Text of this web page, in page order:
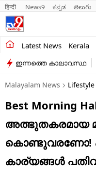
हिन्दी News9 ಕನ್ನಡ తెలుగు
Latest News Kerala
Kerala
India
Entertainment
Business
Education
Sports
ഇന്നത്തെ കാലാവസ്ഥ
Malayalam News Lifestyle
Best Morning
അത്ഭുതകരമായ
കൊണ്ടുവരണോ!
കാര്യങ്ങൾ